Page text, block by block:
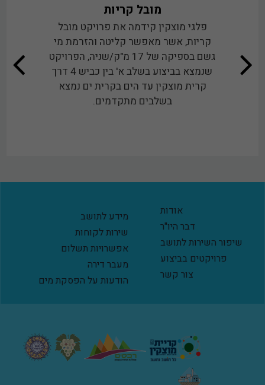
מובל קריות
פלגי מוצקין קידמה את פרויקט מובל
קריות, אשר מאפשר קליטה והזרמת מי
גשם בספיקה של 17 מ"ק/שניה, הפרויקט
שנמצא בביצוע בשלב א' בין כביש 4 דרך
קרית מוצקין עד הים בקרית ים נמצא
בשלבים מתקדמים.
אודות
דבר היו"ר
שיפור השירות לתושב
פרויקטים בביצוע
צור קשר
מידע לתושב
שירות לקוחות
אפשרויות תשלום
מעבר דירה
הודעות על הפסקת מים